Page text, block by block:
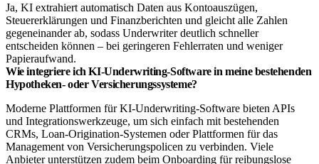
Ja, KI extrahiert automatisch Daten aus Kontoauszügen,
Steuererklärungen und Finanzberichten und gleicht alle Zahlen
gegeneinander ab, sodass Underwriter deutlich schneller
entscheiden können – bei geringeren Fehlerraten und weniger
Papieraufwand.
Wie integriere ich KI-Underwriting-Software in meine bestehenden
Hypotheken- oder Versicherungssysteme?
Moderne Plattformen für KI-Underwriting-Software bieten APIs
und Integrationswerkzeuge, um sich einfach mit bestehenden
CRMs, Loan-Origination-Systemen oder Plattformen für das
Management von Versicherungspolicen zu verbinden. Viele
Anbieter unterstützen zudem beim Onboarding für reibungslose